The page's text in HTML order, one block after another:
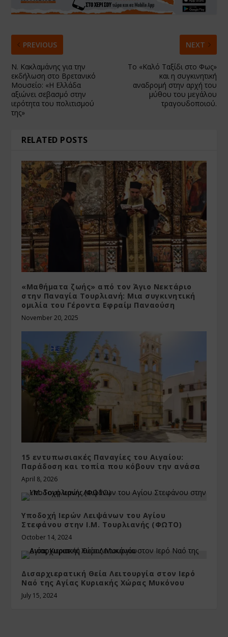
PREVIOUS
Ν. Κακλαμάνης για την
εκδήλωση στο Βρετανικό
Μουσείο: «Η Ελλάδα
αξιώνει σεβασμό στην
ιερότητα του πολιτισμού
της»
NEXT
Το «Καλό Ταξίδι στο Φως»
και η συγκινητική
αναδρομή στην αρχή του
μύθου του μεγάλου
τραγουδοποιού.
RELATED POSTS
«Μαθήματα ζωής» από τον Άγιο Νεκτάριο
στην Παναγία Τουρλιανή: Μια συγκινητική
ομιλία του Γέροντα Εφραίμ Παναούση
November 20, 2025
15 εντυπωσιακές Παναγίες του Αιγαίου:
Παράδοση και τοπία που κόβουν την ανάσα
April 8, 2026
Υποδοχή Ιερών Λειψάνων του Αγίου
Στεφάνου στην Ι.Μ. Τουρλιανής (ΦΩΤΟ)
October 14, 2024
Δισαρχιερατική Θεία Λειτουργία στον Ιερό
Ναό της Αγίας Κυριακής Χώρας Μυκόνου
July 15, 2024